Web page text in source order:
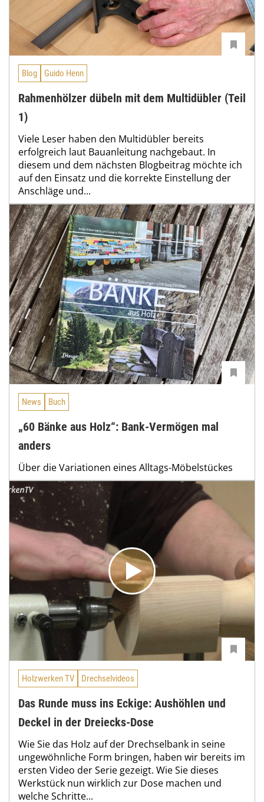
Blog Guido Henn
Rahmenhölzer dübeln mit dem Multidübler (Teil
1)
Viele Leser haben den Multidübler bereits
erfolgreich laut Bauanleitung nachgebaut. In
diesem und dem nächsten Blogbeitrag möchte ich
auf den Einsatz und die korrekte Einstellung der
Anschläge und...
News Buch
„60 Bänke aus Holz“: Bank-Vermögen mal
anders
Über die Variationen eines Alltags-Möbelstückes
Holzwerken TV Drechselvideos
Das Runde muss ins Eckige: Aushöhlen und
Deckel in der Dreiecks-Dose
Wie Sie das Holz auf der Drechselbank in seine
ungewöhnliche Form bringen, haben wir bereits im
ersten Video der Serie gezeigt. Wie Sie dieses
Werkstück nun wirklich zur Dose machen und
welche Schritte...